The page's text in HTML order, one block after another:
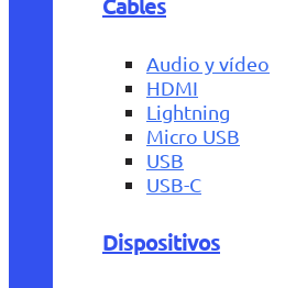
Audio y vídeo
HDMI
Lightning
Micro USB
USB
USB-C
Dispositivos